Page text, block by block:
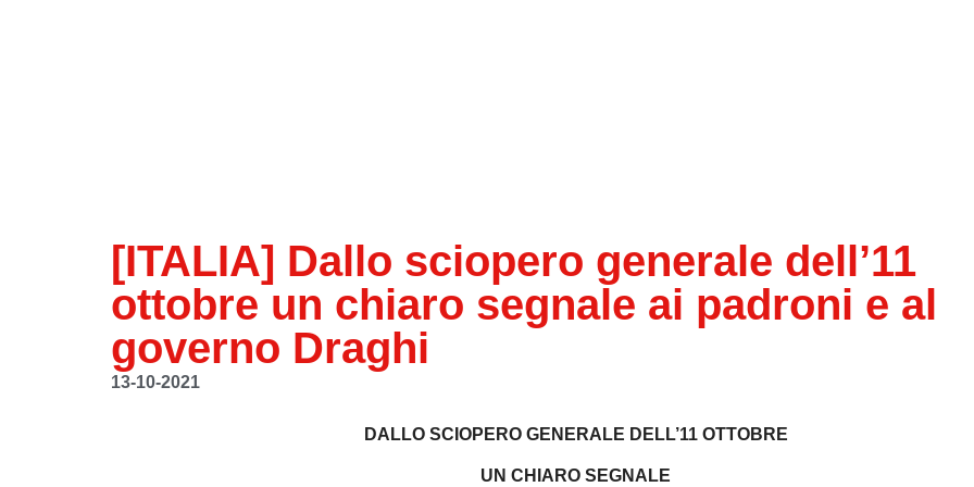
[ITALIA] Dallo sciopero generale dell’11
ottobre un chiaro segnale ai padroni e al
governo Draghi
13-10-2021
DALLO SCIOPERO GENERALE DELL’11 OTTOBRE
UN CHIARO SEGNALE